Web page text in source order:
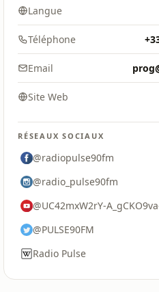
Langue
Téléphone
Email
Site Web
RÉSEAUX SOCIAUX
@radiopulse90fm
@radio_pulse90fm
@UC42mxW2rY-
@PULSE90FM
Radio Pulse